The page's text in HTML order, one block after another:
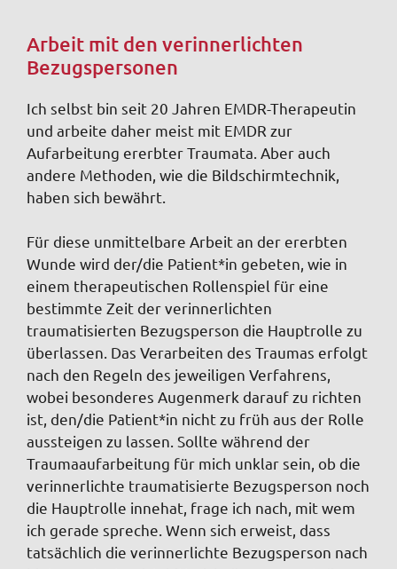
Arbeit mit den verinnerlichten
Bezugspersonen
Ich selbst bin seit 20 Jahren EMDR-Therapeutin
und arbeite daher meist mit EMDR zur
Aufarbeitung ererbter Traumata. Aber auch
andere Methoden, wie die Bildschirmtechnik,
haben sich bewährt.
Für diese unmittelbare Arbeit an der ererbten
Wunde wird der/die Patient*in gebeten, wie in
einem therapeutischen Rollenspiel für eine
bestimmte Zeit der verinnerlichten
traumatisierten Bezugsperson die Hauptrolle zu
überlassen. Das Verarbeiten des Traumas erfolgt
nach den Regeln des jeweiligen Verfahrens,
wobei besonderes Augenmerk darauf zu richten
ist, den/die Patient*in nicht zu früh aus der Rolle
aussteigen zu lassen. Sollte während der
Traumaaufarbeitung für mich unklar sein, ob die
verinnerlichte traumatisierte Bezugsperson noch
die Hauptrolle innehat, frage ich nach, mit wem
ich gerade spreche. Wenn sich erweist, dass
tatsächlich die verinnerlichte Bezugsperson nach